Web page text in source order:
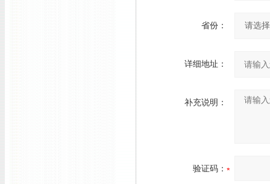
省份：
详细地址：
补充说明：
验证码：